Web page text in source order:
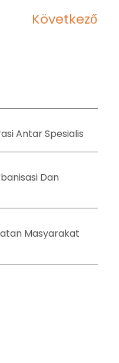
Következő
Antar Spesialis
Dan
Masyarakat